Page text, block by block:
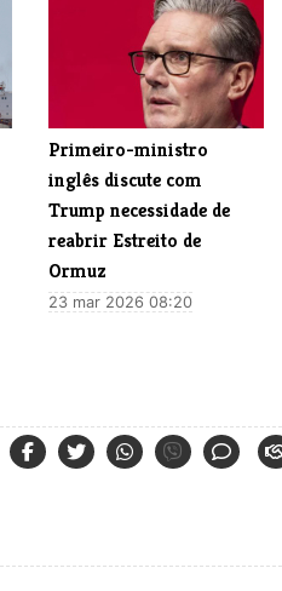
Primeiro-ministro
inglês discute com
Trump necessidade de
reabrir Estreito de
Ormuz
23 mar 2026 08:20